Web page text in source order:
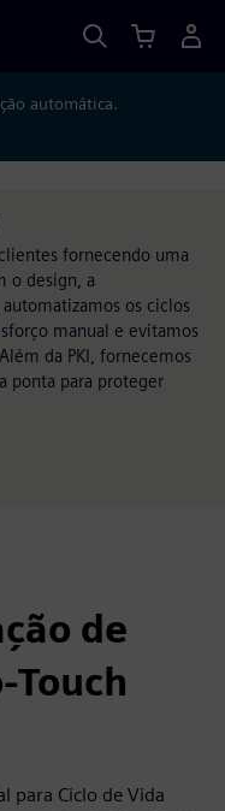
automática.
fornecendo uma
o design, a
os ciclos
manual e evitamos
da PKI, fornecemos
ponta para proteger
de
para Ciclo de Vida